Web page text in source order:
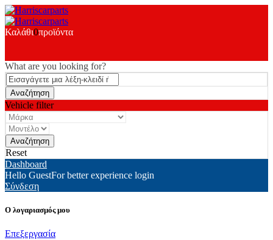
Καλάθι0προϊόντα
What are you looking for?
Vehicle filter
Reset
Dashboard
Hello GuestFor better experience login
Σύνδεση
Ο λογαριασμός μου
Επεξεργασία